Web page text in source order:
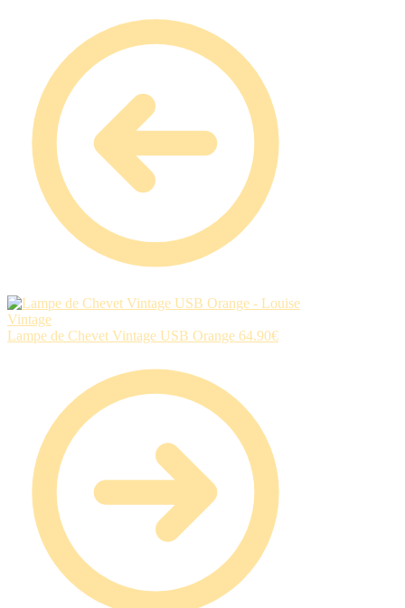
Lampe de Chevet Vintage USB Orange 64.90€